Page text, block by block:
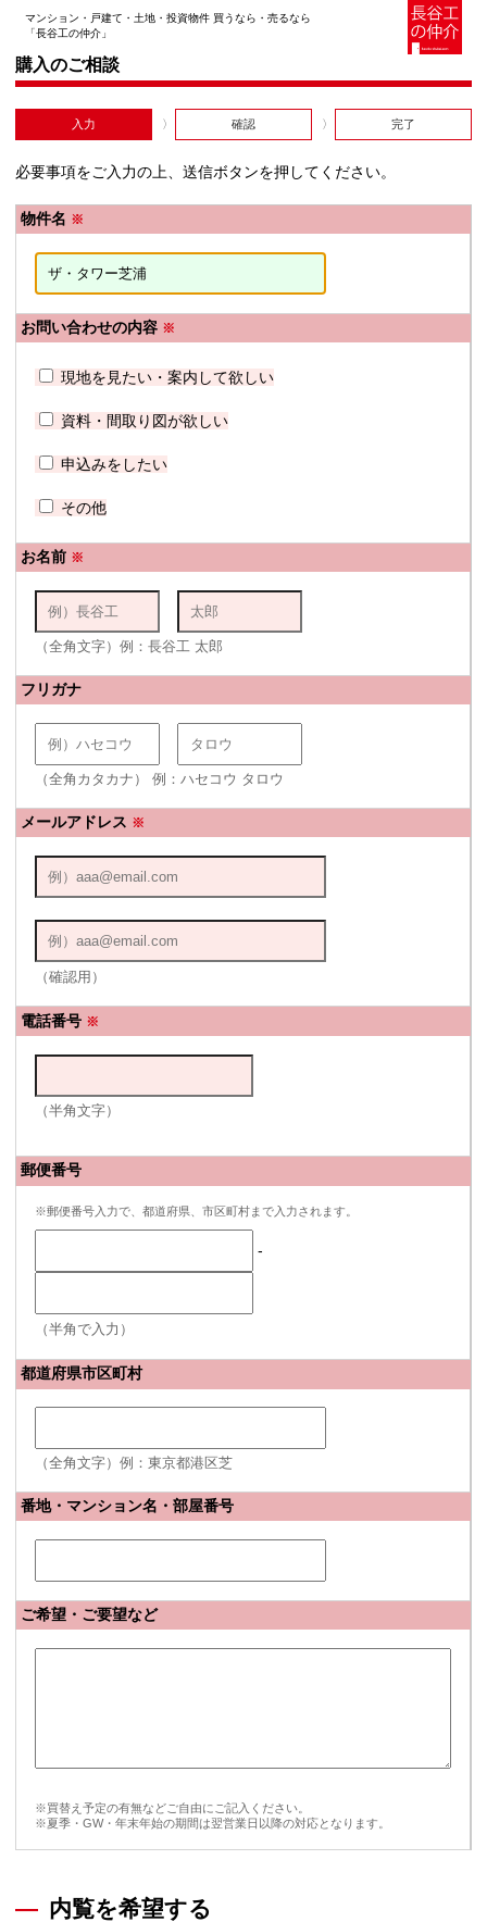
マンション・戸建て・土地・投資物件 買うなら・売るなら
「長谷工の仲介」
購入のご相談
入力 確認 完了
必要事項をご入力の上、送信ボタンを押してください。
物件名 ※
お問い合わせの内容 ※
現地を見たい・案内して欲しい
資料・間取り図が欲しい
申込みをしたい
その他
お名前 ※
（全角文字）例：長谷工 太郎
フリガナ
（全角カタカナ） 例：ハセコウ タロウ
メールアドレス ※
（確認用）
電話番号 ※
（半角文字）
郵便番号
※郵便番号入力で、都道府県、市区町村まで入力されます。
-
（半角で入力）
都道府県市区町村
（全角文字）例：東京都港区芝
番地・マンション名・部屋番号
ご希望・ご要望など
※買替え予定の有無などご自由にご記入ください。
※夏季・GW・年末年始の期間は翌営業日以降の対応となります。
内覧を希望する